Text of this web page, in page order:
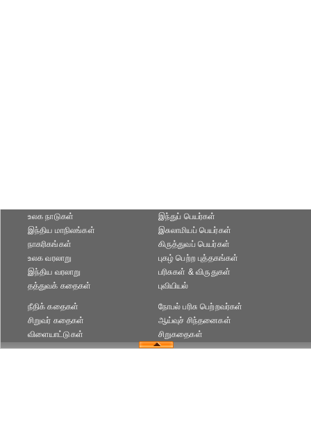
உலக நாடுகள்
இந்திய மாநிலங்கள்
நாகரிகங்கள்
இந்துப் பெயர்கள்
இசுலாமியப் பெயர்கள்
கிருத்துவப் பெயர்கள்
உலக வரலாறு
இந்திய வரலாறு
தத்துவக் கதைகள்
புகழ் பெற்ற புத்தகங்கள்
பரிசுகள் & விருதுகள்
புவியியல்
நீதிக் கதைகள்
சிறுவர் கதைகள்
விளையாட்டுகள்
நோபல் பரிசு‎ பெற்றவர்‎கள்
ஆய்வுச் சிந்தனைகள்
சிறுகதைகள்